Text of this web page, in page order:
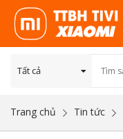
Trang chủ Tin tức